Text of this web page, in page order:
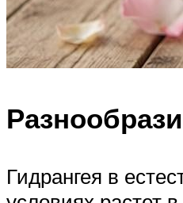
Гидрангея в